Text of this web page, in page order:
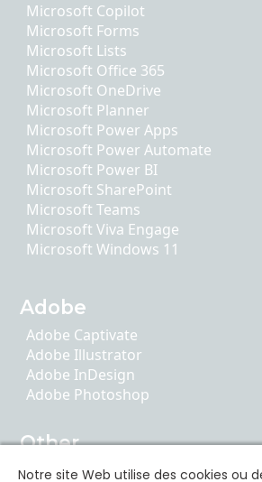
Microsoft Copilot
Microsoft Forms
Microsoft Lists
Microsoft Office 365
Microsoft OneDrive
Microsoft Planner
Microsoft Power Apps
Microsoft Power Automate
Microsoft Power BI
Microsoft SharePoint
Microsoft Teams
Microsoft Viva Engage
Microsoft Windows 11
Adobe
Adobe Captivate
Adobe Illustrator
Adobe InDesign
Adobe Photoshop
Other
AI Literacy
Notre site Web utilise des cookies ou